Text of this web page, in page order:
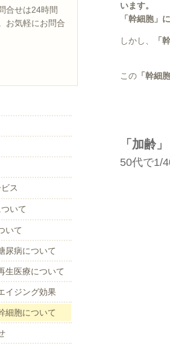
います。
「幹細胞」
しかし、 「
この 「幹細
「 加齢
50代で1/
合せは24時間
お気軽にお問合
ス
いて
いて
尿病について
生医療について
イジング効果
細胞について